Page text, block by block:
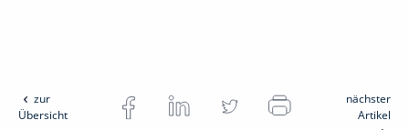
zur
Übersicht
nächster
Artikel